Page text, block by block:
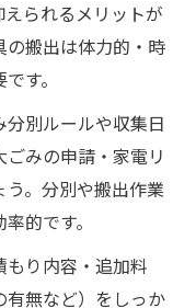
られるメリットが
搬出は体力的・時
す。
別ルールや収集日
みの申請・家電リ
。分別や搬出作業
的です。
り内容・追加料
無など）をしっか